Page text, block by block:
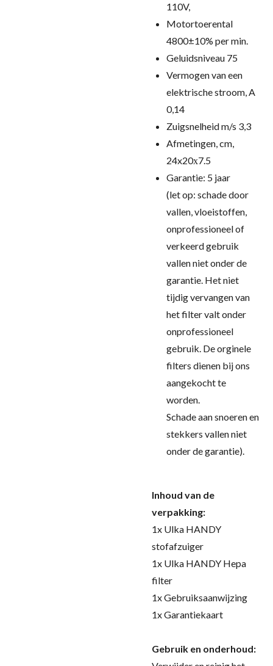
110V,
Motortoerental
4800±10% per min.
Geluidsniveau 75
Vermogen van een
elektrische stroom, A
0,14
Zuigsnelheid m/s 3,3
Afmetingen, cm,
24x20х7.5
Garantie: 5 jaar
(let op: schade door
vallen, vloeistoffen,
onprofessioneel of
verkeerd gebruik
vallen niet onder de
garantie. Het niet
tijdig vervangen van
het filter valt onder
onprofessioneel
gebruik. De orginele
filters dienen bij ons
aangekocht te
worden.
Schade aan snoeren en
stekkers vallen niet
onder de garantie).
Inhoud van de
verpakking:
1x Ulka HANDY
stofafzuiger
1x Ulka HANDY Hepa
filter
1x Gebruiksaanwijzing
1x Garantiekaart
Gebruik en onderhoud: